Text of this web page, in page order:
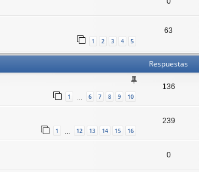
1 2 3 4 5
63
Respuestas
1 6 7 8 9 10
136
1 12 13 14 15 16
239
0